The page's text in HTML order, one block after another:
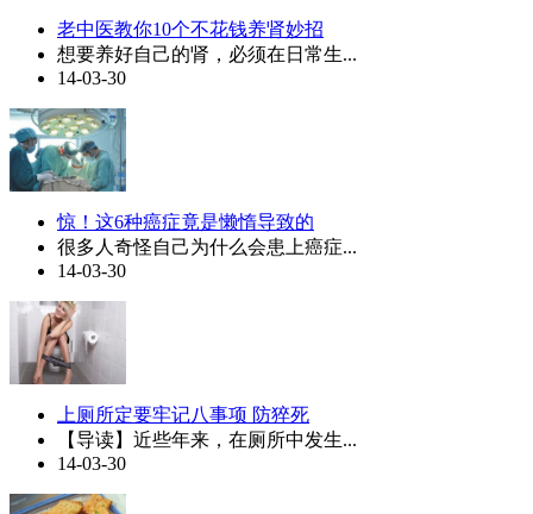
老中医教你10个不花钱养肾妙招
想要养好自己的肾，必须在日常生...
14-03-30
惊！这6种癌症竟是懒惰导致的
很多人奇怪自己为什么会患上癌症...
14-03-30
上厕所定要牢记八事项 防猝死
【导读】近些年来，在厕所中发生...
14-03-30